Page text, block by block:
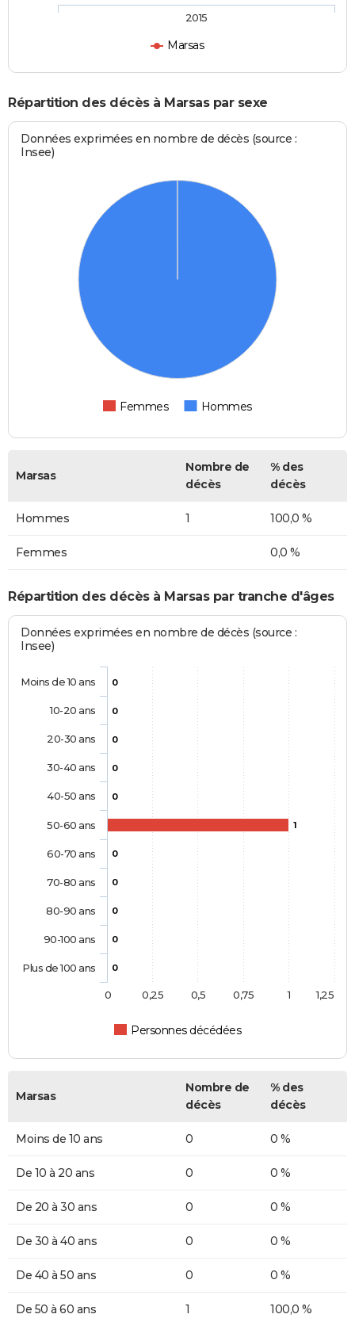
Marsas
2015
Répartition des décès à Marsas par sexe
Données exprimées en nombre de décès (source :
Insee)
Femmes Hommes
Marsas
Nombre de
décès
% des
décès
Hommes 1 100,0 %
Femmes 0,0 %
Répartition des décès à Marsas par tranche d'âges
Données exprimées en nombre de décès (source :
Insee)
0
0
0
0
0
1
0
0
0
0
0
Personnes décédées
Moins de 10 ans
10-20 ans
20-30 ans
30-40 ans
40-50 ans
50-60 ans
60-70 ans
70-80 ans
80-90 ans
90-100 ans
Plus de 100 ans
0 1
0,25 0,5 0,75 1,25
Marsas
Nombre de
décès
% des
décès
Moins de 10 ans 0 0 %
De 10 à 20 ans 0 0 %
De 20 à 30 ans 0 0 %
De 30 à 40 ans 0 0 %
De 40 à 50 ans 0 0 %
De 50 à 60 ans 1 100,0 %